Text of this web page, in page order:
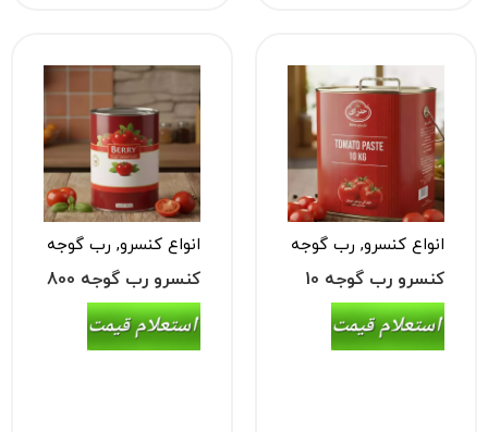
انواع کنسرو, رب گوجه
فرنگی
کنسرو رب گوجه 10
کیلویی
انواع کنسرو, رب گوجه
فرنگی
کنسرو رب گوجه 800
گرمی